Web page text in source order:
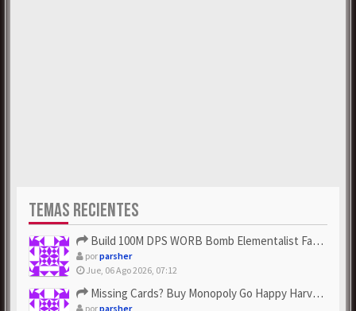
TEMAS RECIENTES
Build 100M DPS WORB Bomb Elementalist Fast - Grab POE Curren...
porparsher
Jue, 06 Ago 2026, 07:12
Missing Cards? Buy Monopoly Go Happy Harvest with Looney Tun...
porparsher